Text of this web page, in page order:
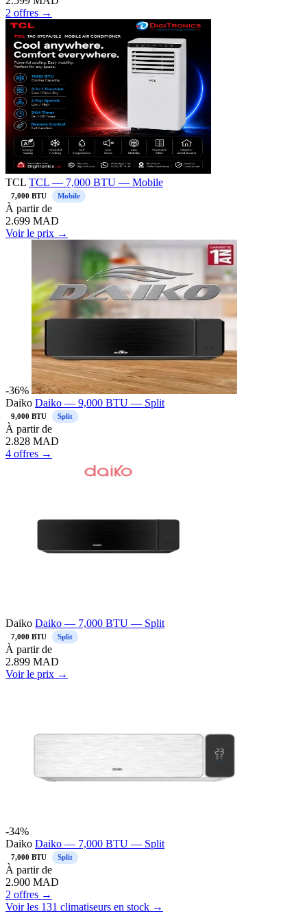
2 offres →
TCL TCL — 7,000 BTU — Mobile
7,000 BTU Mobile
À partir de
2.699 MAD
Voir le prix →
-36%
Daiko Daiko — 9,000 BTU — Split
9,000 BTU Split
À partir de
2.828 MAD
4 offres →
Daiko Daiko — 7,000 BTU — Split
7,000 BTU Split
À partir de
2.899 MAD
Voir le prix →
-34%
Daiko Daiko — 7,000 BTU — Split
7,000 BTU Split
À partir de
2.900 MAD
2 offres →
Voir les 131 climatiseurs en stock →